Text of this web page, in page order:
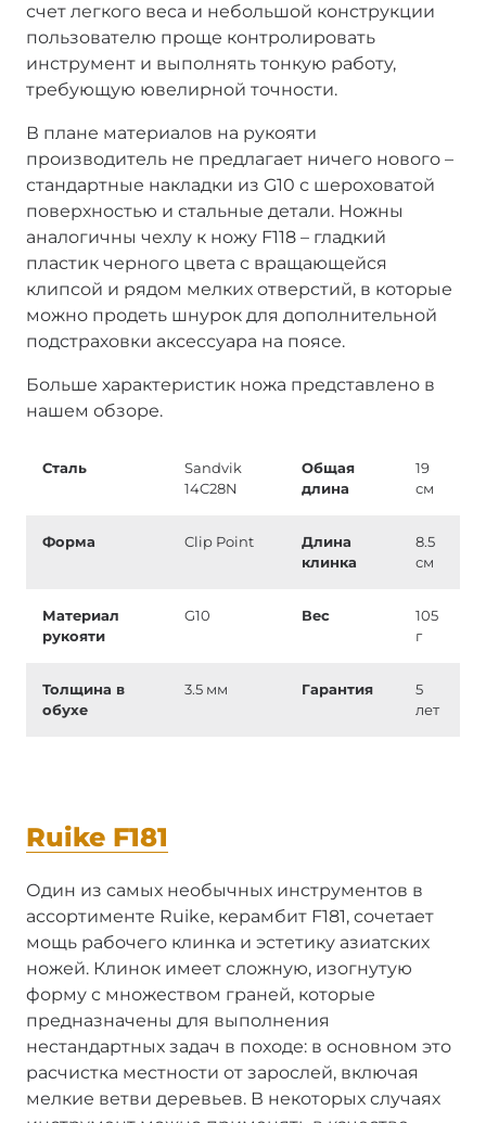
счет легкого веса и небольшой конструкции
пользователю проще контролировать
инструмент и выполнять тонкую работу,
требующую ювелирной точности.
В плане материалов на рукояти
производитель не предлагает ничего нового –
стандартные накладки из G10 с шероховатой
поверхностью и стальные детали. Ножны
аналогичны чехлу к ножу F118 – гладкий
пластик черного цвета с вращающейся
клипсой и рядом мелких отверстий, в которые
можно продеть шнурок для дополнительной
подстраховки аксессуара на поясе.
Больше характеристик ножа представлено в
нашем обзоре.
Сталь
Sandvik
14C28N
Общая
длина
19
см
Форма Clip Point
Длина
клинка
8.5
см
Материал
рукояти
G10 Вес
105
г
Толщина в
обухе
3.5 мм Гарантия
5
лет
Ruike F181
Один из самых необычных инструментов в
ассортименте Ruike, керамбит F181, сочетает
мощь рабочего клинка и эстетику азиатских
ножей. Клинок имеет сложную, изогнутую
форму с множеством граней, которые
предназначены для выполнения
нестандартных задач в походе: в основном это
расчистка местности от зарослей, включая
мелкие ветви деревьев. В некоторых случаях